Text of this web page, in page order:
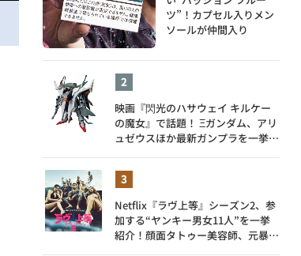
ツ”！カプセル入りメン
ソールが仲間入り
映画『閃光のハサウェイ キルケー
の魔女』で話題！ Ξガンダム、アリ
ュゼウスほか最新ガンプラを一挙紹
Netflix『ラヴ上等』シーズン2、参
加する“ヤンキー男女11人”を一挙
紹介！顔面タトゥー美容師、元暴走